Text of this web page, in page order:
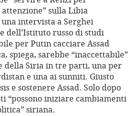
attenzione” sulla Libia
intervista a Serghei
dell’Istituto russo di studi
per Putin cacciare Assad
spiega, sarebbe “inaccettabile”
della Siria in tre parti, una per
e una ai sunniti. Giusto
e sostenere Assad. Solo dopo
“possono iniziare cambiamenti
siriana.